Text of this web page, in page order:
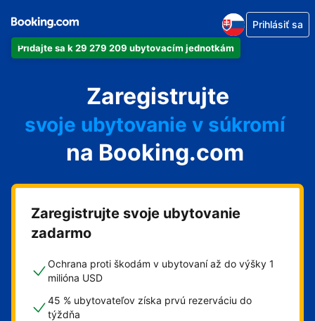
Pridajte sa k 29 279 209 ubytovacím jednotkám
Prihlásiť sa
Zaregistrujte
svoj hotel
svoje ubytovanie v súkromí
svoj penzión
svoje bed and breakfast
na Booking.com
Zaregistrujte svoje ubytovanie
zadarmo
Ochrana proti škodám v ubytovaní až do výšky 1
milióna USD
45 % ubytovateľov získa prvú rezerváciu do
týždňa